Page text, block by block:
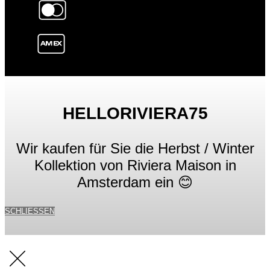
HELLORIVIERA75
Wir kaufen für Sie die Herbst / Winter
Kollektion von Riviera Maison in
Amsterdam ein 😊
SCHLIESSEN